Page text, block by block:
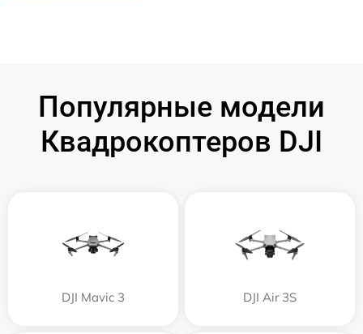
Популярные модели
Квадрокоптеров DJI
DJI Mavic 3 DJI Air 3S